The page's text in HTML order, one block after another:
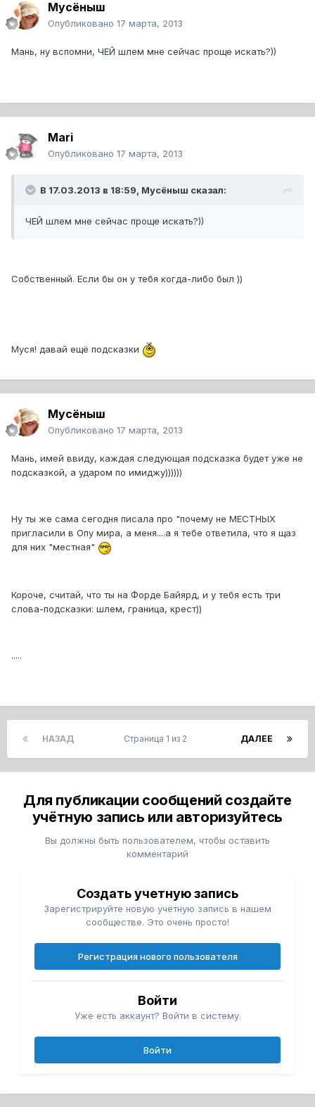
Мусёныш
Опубликовано 17 марта, 2013
Мань, ну вспомни, ЧЕЙ шлем мне сейчас проще искать?))
Mari
Опубликовано 17 марта, 2013
В 17.03.2013 в 18:59, Мусёныш сказал:
ЧЕЙ шлем мне сейчас проще искать?))
Собственный. Если бы он у тебя когда-либо был ))
Муся! давай ещё подсказки
Мусёныш
Опубликовано 17 марта, 2013
Мань, имей ввиду, каждая следующая подсказка будет уже не
подсказкой, а ударом по имиджу))))))
Ну ты же сама сегодня писала про "почему не МЕСТНЫХ
пригласили в Опу мира, а меня....а я тебе ответила, что я щаз
для них "местная"
Короче, считай, что ты на Форде Байярд, и у тебя есть три
слова-подсказки: шлем, граница, крест))
.....
НАЗАД ДАЛЕЕ
Страница 1 из 2
Для публикации сообщений создайте
учётную запись или авторизуйтесь
Вы должны быть пользователем, чтобы оставить
комментарий
Создать учетную запись
Зарегистрируйте новую учётную запись в нашем
сообществе. Это очень просто!
Регистрация нового пользователя
Войти
Уже есть аккаунт? Войти в систему.
Войти